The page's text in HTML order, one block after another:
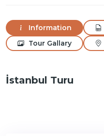
Information
Tour Gallary
İstanbul Turu